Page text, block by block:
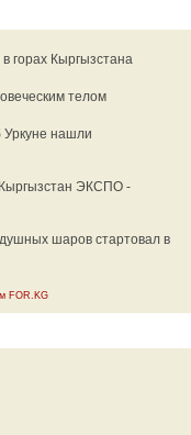
горах Кыргызстана
телом
Уркуне нашли
ЭКСПО -
шаров стартовал в
FOR.KG